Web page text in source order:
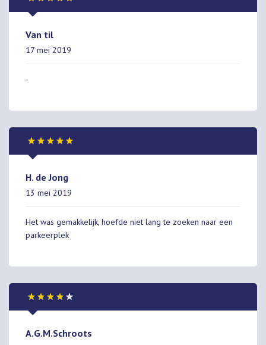
Van til
17 mei 2019
-
H. de Jong
13 mei 2019
Het was gemakkelijk, hoefde niet lang te zoeken naar een
parkeerplek
A.G.M.Schroots